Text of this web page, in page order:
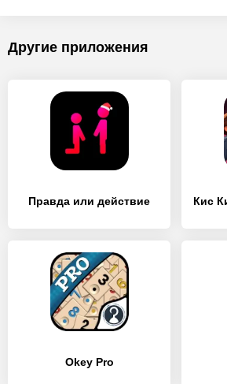
Другие приложения
Правда или действие
Okey Pro